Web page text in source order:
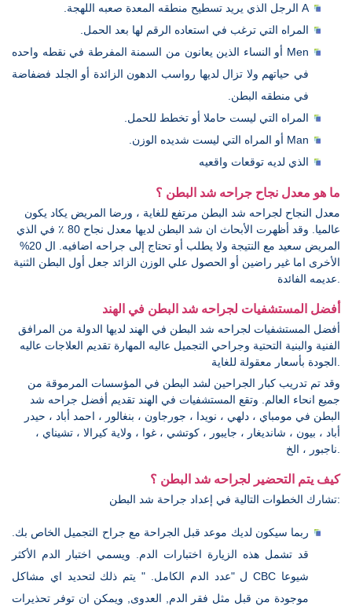
A الرجل الذي يريد تسطيح منطقه المعدة صعبه اللهجة.
المراه التي ترغب في استعاده الرقم لها بعد الحمل.
Men أو النساء الذين يعانون من السمنة المفرطة في نقطه واحده
في حياتهم ولا تزال لديها رواسب الدهون الزائدة أو الجلد فضفاضة
في منطقه البطن.
المراه التي ليست حاملا أو تخطط للحمل.
Man أو المراه التي ليست شديده الوزن.
الذي لديه توقعات واقعيه
ما هو معدل نجاح جراحه شد البطن ؟
معدل النجاح لجراحه شد البطن مرتفع للغاية ، ورضا المريض يكاد يكون
عالميا. وقد أظهرت الأبحاث ان شد البطن لديها معدل نجاح 80 ٪ في الذي
المريض سعيد مع النتيجة ولا يطلب أو تحتاج إلى جراحه اضافيه. ال 20%
الأخرى اما غير راضين أو الحصول علي الوزن الزائد جعل أول البطن الثنية
أفضل المستشفيات لجراحه شد البطن في الهند
أفضل المستشفيات لجراحه شد البطن في الهند لديها الدولة من المرافق
الفنية والبنية التحتية وجراحي التجميل عاليه المهارة تقديم العلاجات عاليه
وقد تم تدريب كبار الجراحين لشد البطن في المؤسسات المرموقة من
جميع انحاء العالم. وتقع المستشفيات في الهند تقديم أفضل جراحه شد
البطن في مومباي ، دلهي ، نويدا ، جورجاون ، بنغالور ، احمد أباد ، حيدر
أباد ، بيون ، شانديغار ، جايبور ، كوتشي ، غوا ، ولاية كيرالا ، تشيناي ،
كيف يتم التحضير لجراحه شد البطن ؟
تشارك الخطوات التالية في إعداد جراحة شد البطن:
ربما سيكون لديك موعد قبل الجراحة مع جراح التجميل الخاص بك.
قد تشمل هذه الزيارة اختبارات الدم. ويسمي اختبار الدم الأكثر
شيوعا CBC ل "عدد الدم الكامل. " يتم ذلك لتحديد اي مشاكل
موجودة من قبل مثل فقر الدم, العدوى, ويمكن ان توفر تحذيرات